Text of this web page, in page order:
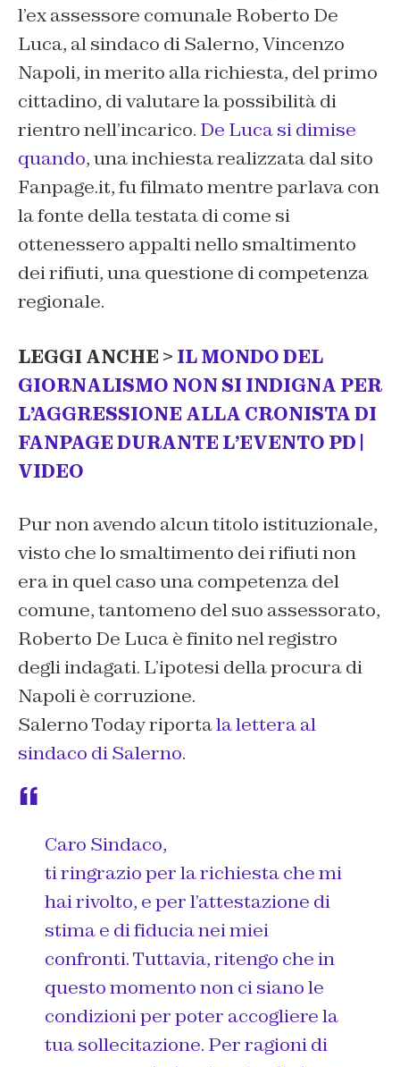
l’ex assessore comunale Roberto De
Luca, al sindaco di Salerno, Vincenzo
Napoli, in merito alla richiesta, del primo
cittadino, di valutare la possibilità di
rientro nell’incarico. De Luca si dimise
quando, una inchiesta realizzata dal sito
Fanpage.it, fu filmato mentre parlava con
la fonte della testata di come si
ottenessero appalti nello smaltimento
dei rifiuti, una questione di competenza
regionale.
LEGGI ANCHE > IL MONDO DEL
GIORNALISMO NON SI INDIGNA PER
L’AGGRESSIONE ALLA CRONISTA DI
FANPAGE DURANTE L’EVENTO PD |
VIDEO
Pur non avendo alcun titolo istituzionale,
visto che lo smaltimento dei rifiuti non
era in quel caso una competenza del
comune, tantomeno del suo assessorato,
Roberto De Luca è finito nel registro
degli indagati. L’ipotesi della procura di
Napoli è corruzione.
Salerno Today riportala lettera al
sindaco di Salerno.
Caro Sindaco,
ti ringrazio per la richiesta che mi
hai rivolto, e per l’attestazione di
stima e di fiducia nei miei
confronti. Tuttavia, ritengo che in
questo momento non ci siano le
condizioni per poter accogliere la
tua sollecitazione. Per ragioni di